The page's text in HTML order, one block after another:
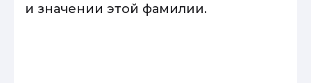
и значении этой фамилии.